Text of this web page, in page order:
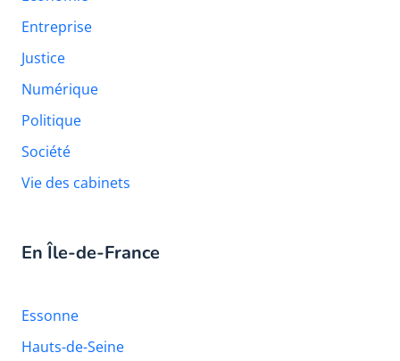
Entreprise
Justice
Numérique
Politique
Société
Vie des cabinets
En Île-de-France
Essonne
Hauts-de-Seine